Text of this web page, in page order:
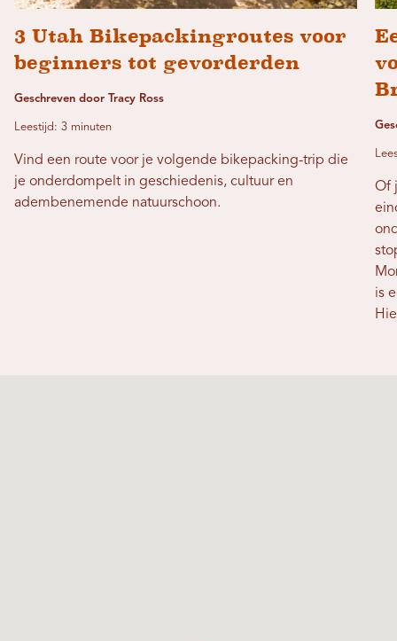
3 Utah Bikepackingroutes voor
beginners tot gevorderden
Geschreven door Tracy Ross
Leestijd: 3 minuten
Vind een route voor je volgende bikepacking-trip die
je onderdompelt in geschiedenis, cultuur en
adembenemende natuurschoon.
Of
is